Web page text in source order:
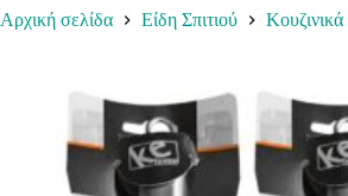
Αρχική σελίδα Είδη Σπιτιού Κουζινικά